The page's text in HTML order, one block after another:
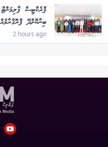
ޕްރެކްޓިސް
ބިނާކޮށްދޭ ޕްރޮގްރާމެއް
2 hours ago